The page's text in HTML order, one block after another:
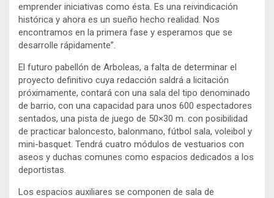
emprender iniciativas como ésta. Es una reivindicación
histórica y ahora es un sueño hecho realidad. Nos
encontramos en la primera fase y esperamos que se
desarrolle rápidamente”.
El futuro pabellón de Arboleas, a falta de determinar el
proyecto definitivo cuya redacción saldrá a licitación
próximamente, contará con una sala del tipo denominado
de barrio, con una capacidad para unos 600 espectadores
sentados, una pista de juego de 50×30 m. con posibilidad
de practicar baloncesto, balonmano, fútbol sala, voleibol y
mini-basquet. Tendrá cuatro módulos de vestuarios con
aseos y duchas comunes como espacios dedicados a los
deportistas.
Los espacios auxiliares se componen de sala de